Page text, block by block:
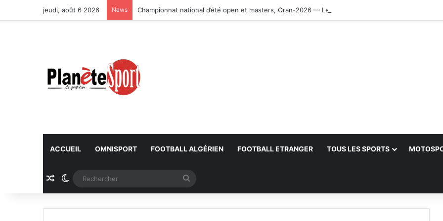
jeudi, août 6 2026 News Championnat national d’été open et masters, Oran-2026 — Le CRB s’adjuge le titre
ACCUEIL OMNISPORT FOOTBALL ALGÉRIEN FOOTBALL ETRANGER TOUS LES SPORTS
Article Aléatoire
Switch skin